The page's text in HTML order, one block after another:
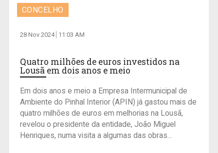
CONCELHO
28 Nov 2024 11:03 AM
Quatro milhões de euros investidos na
Lousã em dois anos e meio
Em dois anos e meio a Empresa Intermunicipal de
Ambiente do Pinhal Interior (APIN) já gastou mais de
quatro milhões de euros em melhorias na Lousã,
revelou o presidente da entidade, João Miguel
Henriques, numa visita a algumas das obras...